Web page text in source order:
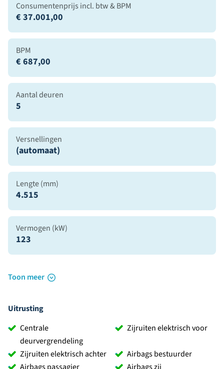
Consumentenprijs incl. btw & BPM
€ 37.001,00
BPM
€ 687,00
Aantal deuren
5
Versnellingen
(automaat)
Lengte (mm)
4.515
Vermogen (kW)
123
Toon meer
Uitrusting
Centrale
deurvergrendeling
Zijruiten elektrisch voor
Zijruiten elektrisch achter
Airbags bestuurder